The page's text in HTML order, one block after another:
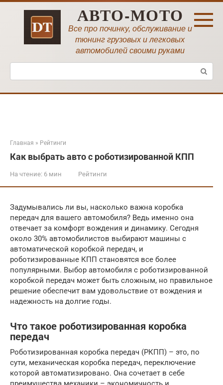
Перейти
АВТО-МОТО
Все про починку, обслуживание и
тюнинг грузовых и легковых
автомобилей своими руками
Поиск:
Главная » Рейтинги
Как выбрать авто с роботизированной КПП
На чтение: 6 мин Рейтинги
Задумывались ли вы, насколько важна коробка
передач для вашего автомобиля? Ведь именно она
отвечает за комфорт вождения и динамику. Сегодня
около 30% автомобилистов выбирают машины с
автоматической коробкой передач, и
роботизированные КПП становятся все более
популярными. Выбор автомобиля с роботизированной
коробкой передач может быть сложным, но правильное
решение обеспечит вам удовольствие от вождения и
надежность на долгие годы.
Что такое роботизированная коробка
передач
Роботизированная коробка передач (РКПП) – это, по
сути, механическая коробка передач, переключение
которой автоматизировано. Она сочетает в себе